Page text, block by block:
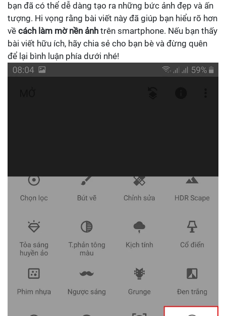
bạn đã có thể dễ dàng tạo ra những bức ảnh đẹp và ấn
tượng. Hi vọng rằng bài viết này đã giúp bạn hiểu rõ hơn
về cách làm mờ nền ảnh trên smartphone. Nếu bạn thấy
bài viết hữu ích, hãy chia sẻ cho bạn bè và đừng quên
để lại bình luận phía dưới nhé!